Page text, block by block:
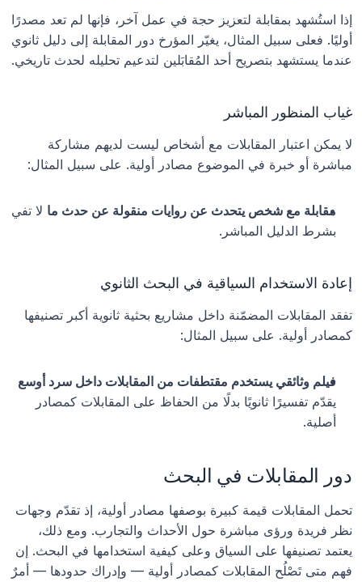
عندما يستشهد بتصريح أحد المُقابَلين لتدعيم تحليله لحدث تاريخي.
غياب المنظور المباشر
مباشرة أو خبرة في الموضوع مصادر أولية. على سبيل المثال:
مقابلة مع شخص يتحدث عن روايات منقولة عن حدث ما
بشرط الدليل المباشر.
إعادة الاستخدام السياقية في البحث الثانوي
كمصادر أولية. على سبيل المثال:
فيلم وثائقي يستخدم مقتطفات من المقابلات داخل سرد أوسع
أصلية.
دور المقابلات في البحث